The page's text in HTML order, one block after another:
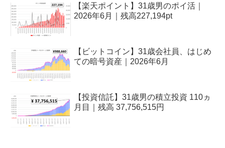
【楽天ポイント】31歳男のポイ活｜
2026年6月｜残高227,194pt
【ビットコイン】31歳会社員、はじめ
ての暗号資産｜2026年6月
【投資信託】31歳男の積立投資 110ヵ
月目｜残高 37,756,515円